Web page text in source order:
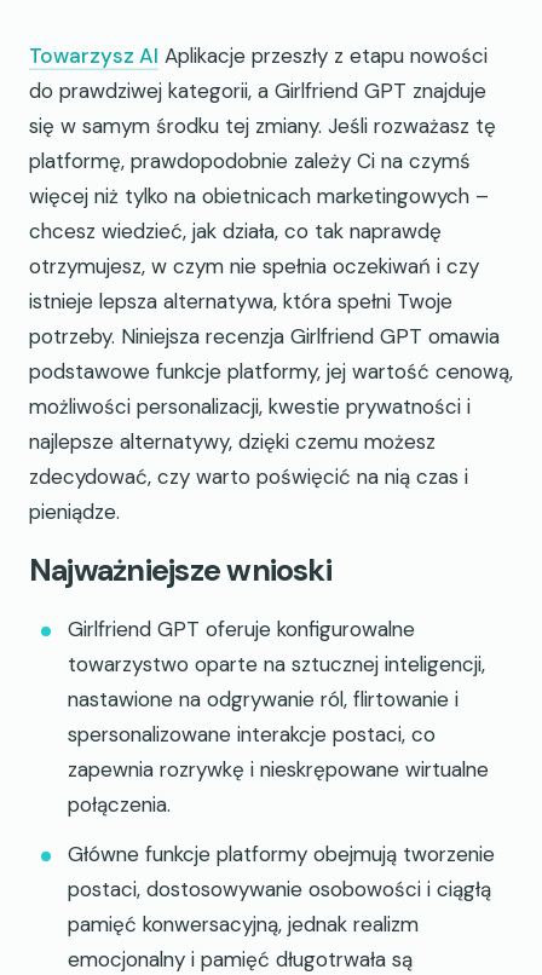
Towarzysz AI Aplikacje przeszły z etapu nowości
do prawdziwej kategorii, a Girlfriend GPT znajduje
się w samym środku tej zmiany. Jeśli rozważasz tę
platformę, prawdopodobnie zależy Ci na czymś
więcej niż tylko na obietnicach marketingowych –
chcesz wiedzieć, jak działa, co tak naprawdę
otrzymujesz, w czym nie spełnia oczekiwań i czy
istnieje lepsza alternatywa, która spełni Twoje
potrzeby. Niniejsza recenzja Girlfriend GPT omawia
podstawowe funkcje platformy, jej wartość cenową,
możliwości personalizacji, kwestie prywatności i
najlepsze alternatywy, dzięki czemu możesz
zdecydować, czy warto poświęcić na nią czas i
pieniądze.
Najważniejsze wnioski
Girlfriend GPT oferuje konfigurowalne
towarzystwo oparte na sztucznej inteligencji,
nastawione na odgrywanie ról, flirtowanie i
spersonalizowane interakcje postaci, co
zapewnia rozrywkę i nieskrępowane wirtualne
połączenia.
Główne funkcje platformy obejmują tworzenie
postaci, dostosowywanie osobowości i ciągłą
pamięć konwersacyjną, jednak realizm
emocjonalny i pamięć długotrwała są